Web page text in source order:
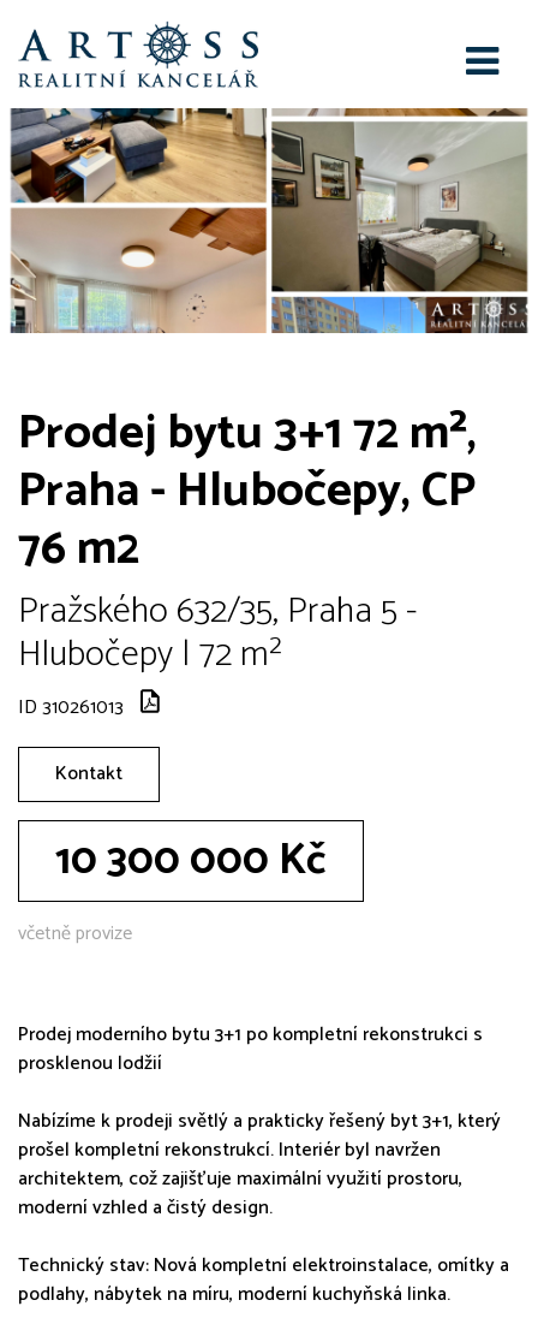
Prodej bytu 3+1 72 m²,
Praha - Hlubočepy, CP
76 m2
Pražského 632/35, Praha 5 -
Hlubočepy | 72 m²
ID 310261013
Kontakt
10 300 000 Kč
včetně provize
Prodej moderního bytu 3+1 po kompletní rekonstrukci s
prosklenou lodžií
Nabízíme k prodeji světlý a prakticky řešený byt 3+1, který
prošel kompletní rekonstrukcí. Interiér byl navržen
architektem, což zajišťuje maximální využití prostoru,
moderní vzhled a čistý design.
Technický stav: Nová kompletní elektroinstalace, omítky a
podlahy, nábytek na míru, moderní kuchyňská linka.